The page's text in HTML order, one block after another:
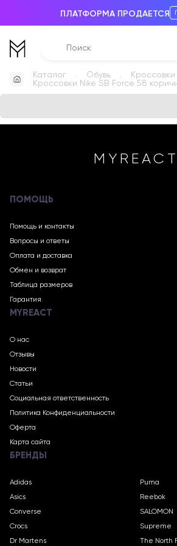
ПЛАТФОРМА ПРОДАЕТСЯ
Каталог Обувь
Кроссовки
Кроссовки Nike SB Force 58
MYREACT
ПОМОЩЬ
Помощь и контакты
Вопросы и ответы
Оплата и доставка
Обмен и возврат
Таблица размеров
Гарантия
MYREACT
О нас
Отзывы
Новости
Статьи
Социальная ответственность
Политика Конфиденциальности
Оферта
Карта сайта
БРЕНДЫ
Adidas
Asics
Converse
Crocs
Dr Martens
Puma
Reebok
SALOMON
Supreme
The North